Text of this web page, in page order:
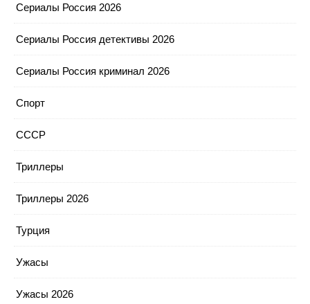
Сериалы Россия 2026
Сериалы Россия детективы 2026
Сериалы Россия криминал 2026
Спорт
СССР
Триллеры
Триллеры 2026
Турция
Ужасы
Ужасы 2026